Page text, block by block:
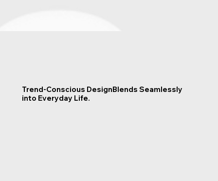
Trend-Conscious DesignBlends Seamlessly
into Everyday Life.